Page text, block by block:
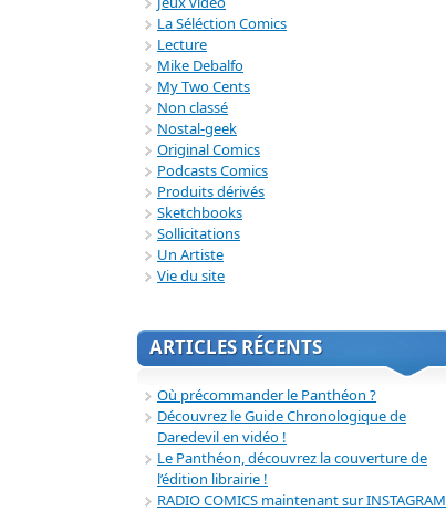
La Séléction Comics
Lecture
Mike Debalfo
My Two Cents
Non classé
Nostal-geek
Original Comics
Podcasts Comics
Produits dérivés
Sketchbooks
Sollicitations
Un Artiste
Vie du site
ARTICLES RÉCENTS
Où précommander le Panthéon ?
Découvrez le Guide Chronologique de
Daredevil en vidéo !
Le Panthéon, découvrez la couverture de
l’édition librairie !
RADIO COMICS maintenant sur INSTAGRAM